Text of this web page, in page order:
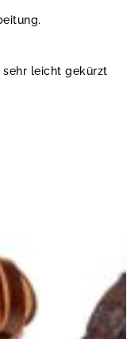
sehr leicht gekürzt